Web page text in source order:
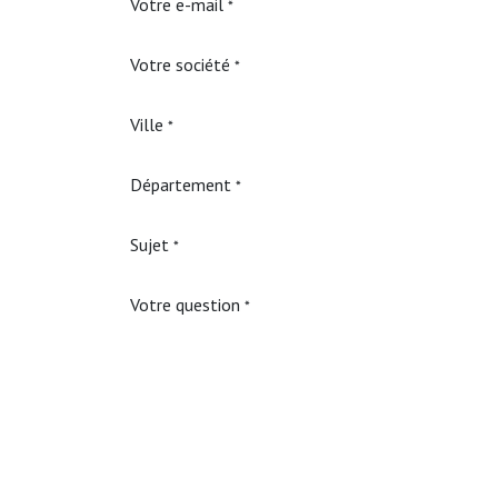
Votre e-mail *
Votre société *
Ville *
Département *
Sujet *
Votre question *